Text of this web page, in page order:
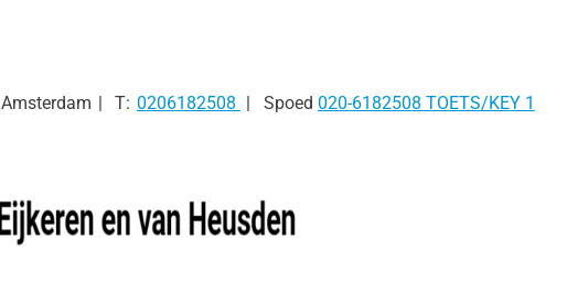
Amsterdam Tel:
0206182508 Spoed 020-6182508 TOETS/KEY 1